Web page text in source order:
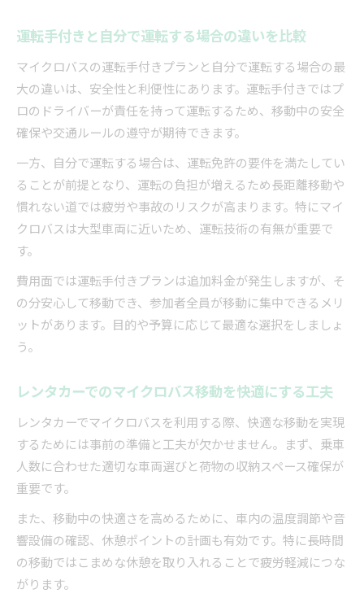
運転手付きと自分で運転する場合の違いを比較
マイクロバスの運転手付きプランと自分で運転する場合の最
大の違いは、安全性と利便性にあります。運転手付きではプ
ロのドライバーが責任を持って運転するため、移動中の安全
確保や交通ルールの遵守が期待できます。
一方、自分で運転する場合は、運転免許の要件を満たしてい
ることが前提となり、運転の負担が増えるため長距離移動や
慣れない道では疲労や事故のリスクが高まります。特にマイ
クロバスは大型車両に近いため、運転技術の有無が重要で
す。
費用面では運転手付きプランは追加料金が発生しますが、そ
の分安心して移動でき、参加者全員が移動に集中できるメリ
ットがあります。目的や予算に応じて最適な選択をしましょ
う。
レンタカーでのマイクロバス移動を快適にする工夫
レンタカーでマイクロバスを利用する際、快適な移動を実現
するためには事前の準備と工夫が欠かせません。まず、乗車
人数に合わせた適切な車両選びと荷物の収納スペース確保が
重要です。
また、移動中の快適さを高めるために、車内の温度調節や音
響設備の確認、休憩ポイントの計画も有効です。特に長時間
の移動ではこまめな休憩を取り入れることで疲労軽減につな
がります。